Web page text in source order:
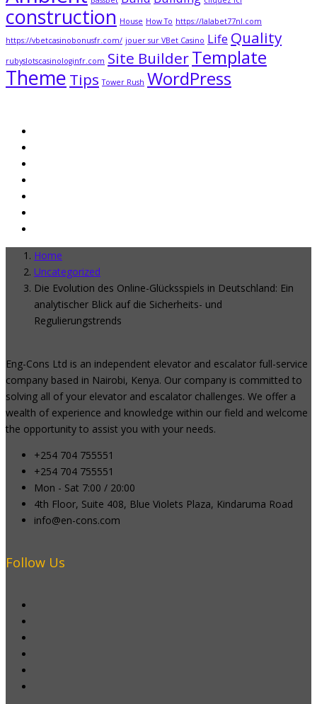
construction House How To https://lalabet77nl.com
https://vbetcasinobonusfr.com/ jouer sur VBet Casino Life Quality
rubyslotscasinologinfr.com Site BuilderTemplate
Theme Tips Tower Rush WordPress
Home
Uncategorized
Die Evolution des Online-Glücksspiels in Deutschland: Ein
analytischer Blick auf die Sicherheits- und
Regulierungstrends
Eng-Cons Ltd is an independent elevator and escalator full-service
company based in Nairobi, Kenya. Our company is committed to
solving all of your elevator and escalator challenges. We offer a
wealth of experience and knowledge within our field and welcome
the opportunity to assist you with your needs.
+254 704 755551
+254 704 755551
Mon - Sat 7:00 / 20:00
4th Floor, Suite 408, Blue Violets Plaza, Kindaruma Road
info@en-cons.com
Follow Us